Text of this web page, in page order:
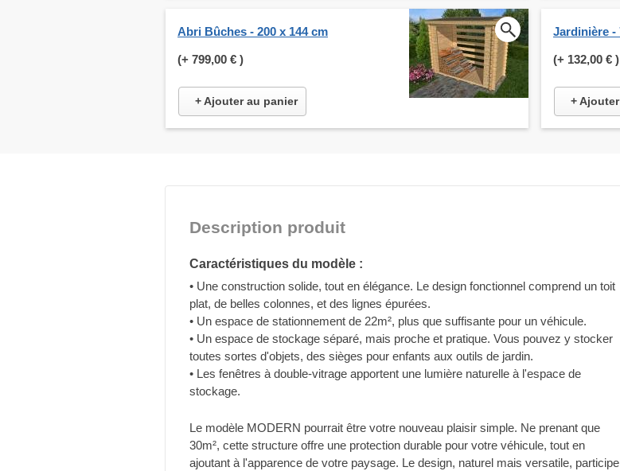
Abri Bûches - 200 x 144 cm
(+ 799,00 € )
+ Ajouter au panier
Jardinière -
(+ 132,00 € )
+
Description produit
Caractéristiques du modèle :
• Une construction solide, tout en élégance. Le design fonctionnel comprend un toit
plat, de belles colonnes, et des lignes épurées.
• Un espace de stationnement de 22m², plus que suffisante pour un véhicule.
• Un espace de stockage séparé, mais proche et pratique. Vous pouvez y stocker
toutes sortes d'objets, des sièges pour enfants aux outils de jardin.
• Les fenêtres à double-vitrage apportent une lumière naturelle à l'espace de
stockage.
Le modèle MODERN pourrait être votre nouveau plaisir simple. Ne prenant que
30m², cette structure offre une protection durable pour votre véhicule, tout en
ajoutant à l'apparence de votre paysage. Le design, naturel mais versatile, participe